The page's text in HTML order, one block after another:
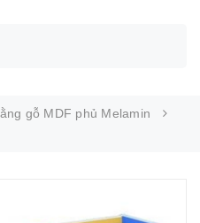
gỗ MDF phủ Melamin